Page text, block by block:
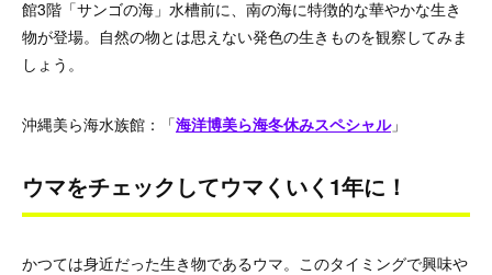
館3階「サンゴの海」水槽前に、南の海に特徴的な華やかな生き
物が登場。自然の物とは思えない発色の生きものを観察してみま
しょう。
沖縄美ら海水族館：「海洋博美ら海冬休みスペシャル」
ウマをチェックしてウマくいく1年に！
かつては身近だった生き物であるウマ。このタイミングで興味や